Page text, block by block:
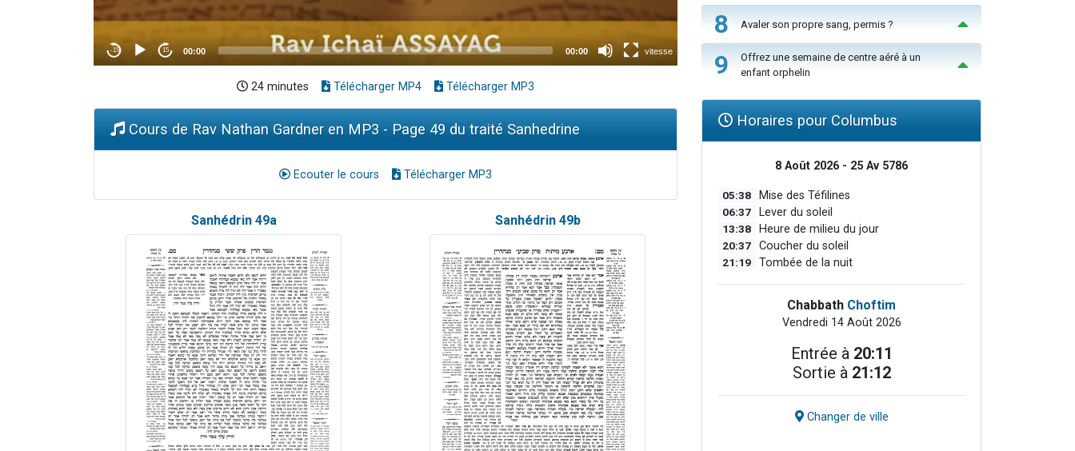
24 minutes Télécharger MP4 Télécharger MP3
Cours de Rav Nathan Gardner en MP3 - Page 49 du traité Sanhedrine
Ecouter le cours Télécharger MP3
Sanhédrin 49a Sanhédrin 49b
8 Avaler son propre sang, permis ?
9
Offrez une semaine de centre aéré à un
enfant orphelin
Horaires pour Columbus
8 Août 2026 - 25 Av 5786
05:38 Mise des Téfilines
06:37 Lever du soleil
13:38 Heure de milieu du jour
20:37 Coucher du soleil
21:19 Tombée de la nuit
Chabbath Choftim
Vendredi 14 Août 2026
Entrée à 20:11
Sortie à 21:12
Changer de ville